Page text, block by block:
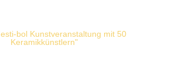
bol Kunstveranstaltung mit 50
Keramikkünstlern"